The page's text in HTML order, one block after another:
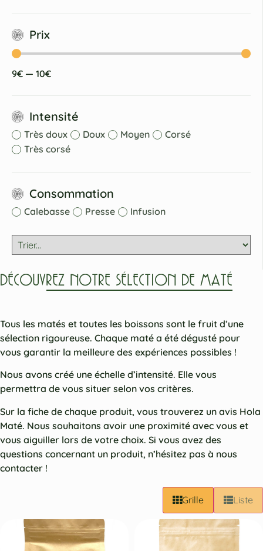
Prix
9€ — 10€
Intensité
Très doux Doux Moyen
Corsé
Très corsé
Consommation
Calebasse Presse Infusion
DÉCOUVREZ NOTRE SÉLECTION DE MATÉ
Tous les matés et toutes les boissons sont le fruit d’une
sélection rigoureuse. Chaque maté a été dégusté pour
vous garantir la meilleure des expériences possibles !
Nous avons créé une échelle d’intensité. Elle vous
permettra de vous situer selon vos critères.
Sur la fiche de chaque produit, vous trouverez un avis Hola
Maté. Nous souhaitons avoir une proximité avec vous et
vous aiguiller lors de votre choix. Si vous avez des
questions concernant un produit, n’hésitez pas à nous
contacter !
Grille Liste